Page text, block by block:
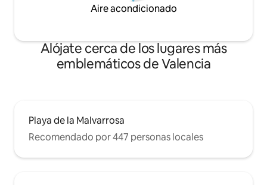
Aire acondicionado
Alójate cerca de los lugares más
emblemáticos de Valencia
Playa de la Malvarrosa
Recomendado por 447 personas locales